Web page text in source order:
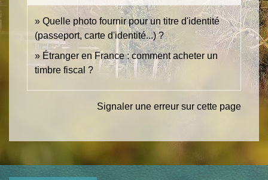
Quelle photo fournir pour un titre d'identité
(passeport, carte d'identité...) ?
Étranger en France : comment acheter un
timbre fiscal ?
Signaler une erreur sur cette page